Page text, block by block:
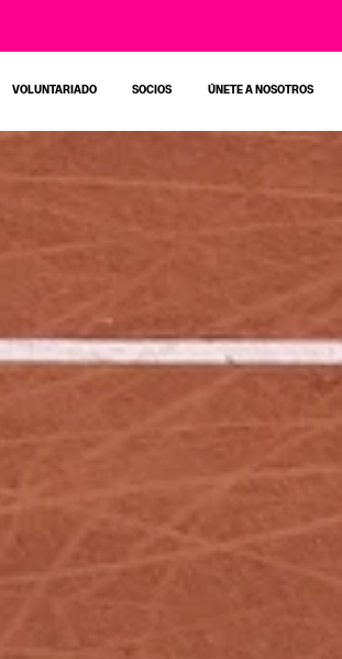
VOLUNTARIADO SOCIOS ÚNETE A NOSOTROS